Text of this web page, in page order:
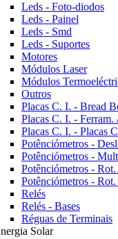
Leds - Foto-diodos
Leds - Painel
Leds - Smd
Leds - Suportes
Motores
Módulos Laser
Módulos
Outros
Placas C. I. - Bread
Placas C. I. -
Placas C. I. - Placas
Potênciómetros -
Potênciómetros -
Potênciómetros -
Potênciómetros -
Relés
Relés - Bases
Réguas de Terminais
Solar